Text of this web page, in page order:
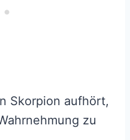
Skorpion aufhört,
zu